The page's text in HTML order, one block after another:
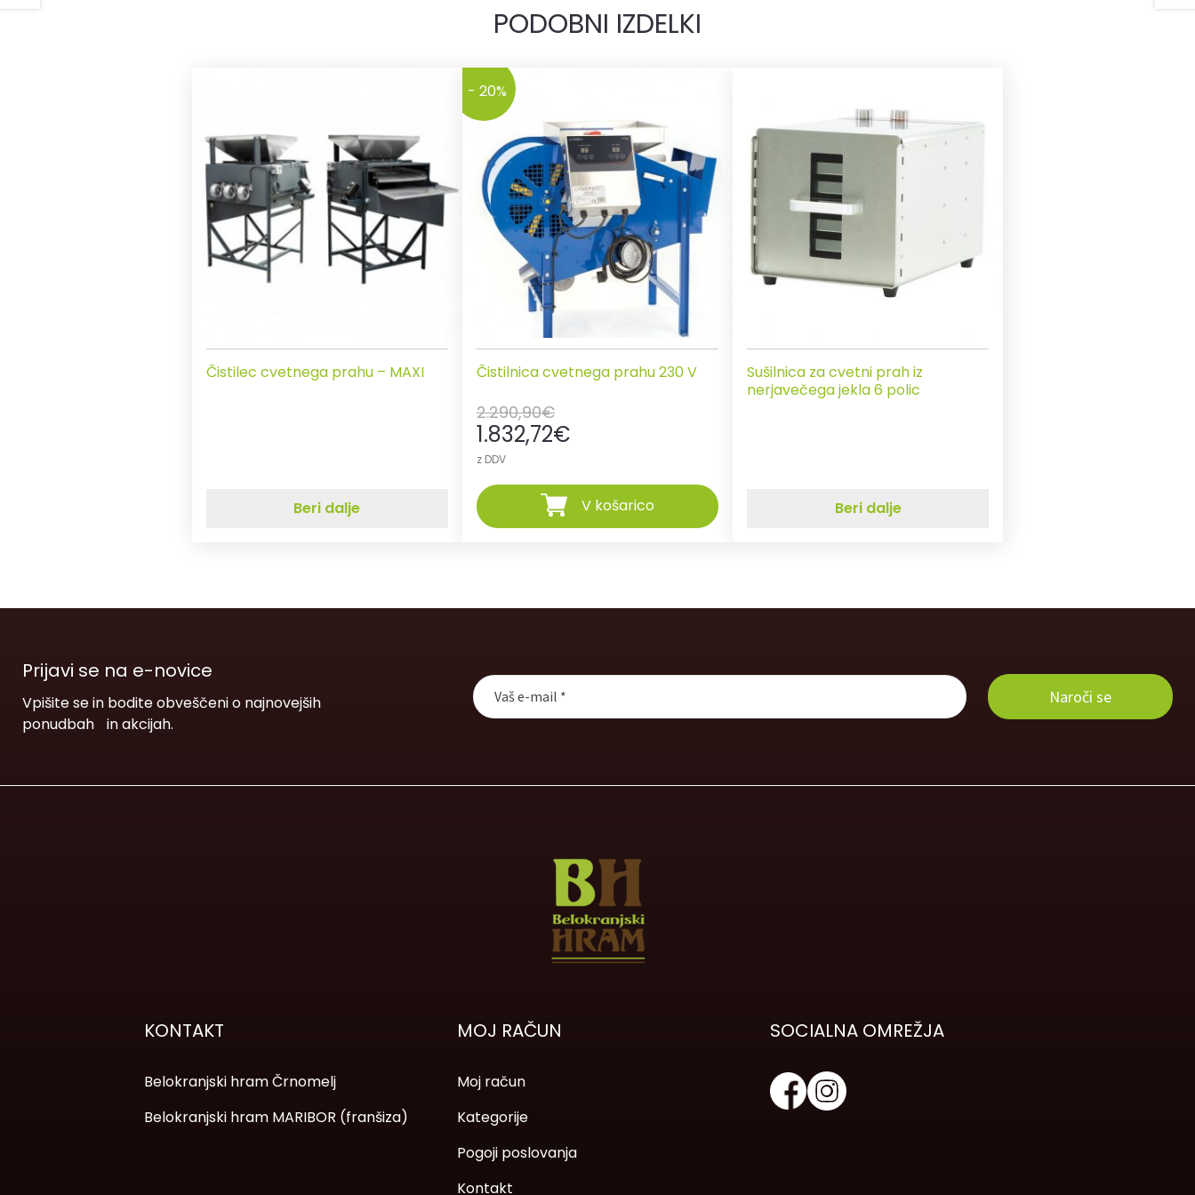
PODOBNI IZDELKI
Čistilec cvetnega prahu – MAXI
Beri dalje
Čistilnica cvetnega prahu 230 V
- 20%
2.290,90€
1.832,72€
z DDV
V košarico
Sušilnica za cvetni prah iz
nerjavečega jekla 6 polic
Beri dalje
Prijavi se na e-novice
Vpišite se in bodite obveščeni o najnovejših
ponudbah in akcijah.
KONTAKT
Belokranjski hram Črnomelj
Belokranjski hram MARIBOR (franšiza)
MOJ RAČUN
Moj račun
Kategorije
Pogoji poslovanja
Kontakt
SOCIALNA OMREŽJA